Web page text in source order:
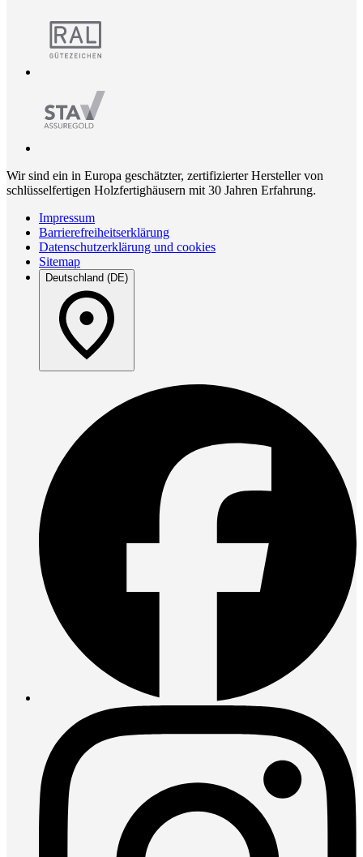
Wir sind ein in Europa geschätzter, zertifizierter Hersteller von
schlüsselfertigen Holzfertighäusern mit 30 Jahren Erfahrung.
Impressum
Barrierefreiheitserklärung
Datenschutzerklärung und cookies
Sitemap
Deutschland (DE)